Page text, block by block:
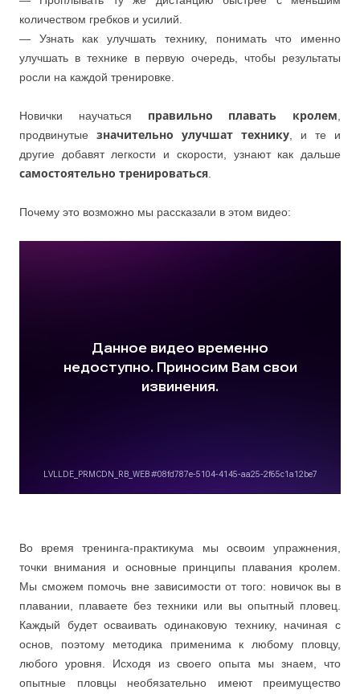
количеством гребков и усилий.
— Узнать как улучшать технику, понимать что именно
улучшать в технике в первую очередь, чтобы результаты
росли на каждой тренировке.
Новички научаться правильно плавать кролем
продвинутые значительно улучшат технику , и те и
другие добавят легкости и скорости, узнают как дальше
самостоятельно тренироваться
Почему это возможно мы рассказали в этом видео:
Во время тренинга-практикума мы освоим упражнения,
точки внимания и основные принципы плавания кролем.
Мы сможем помочь вне зависимости от того: новичок вы в
плавании, плаваете без техники или вы опытный пловец.
Каждый будет осваивать одинаковую технику, начиная с
основ, поэтому методика применима к любому пловцу,
любого уровня. Исходя из своего опыта мы знаем, что
опытные пловцы необязательно имеют преимущество